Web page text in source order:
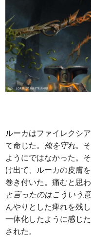
ルーカはファイレクシ
て命じた。 俺を守れ。
ようにではなかった。
け出て、ルーカの皮膚
巻き付いた。痛むと思
と言ったのはこういう
んやりとした痺れを残
一体化したように感じ
された。